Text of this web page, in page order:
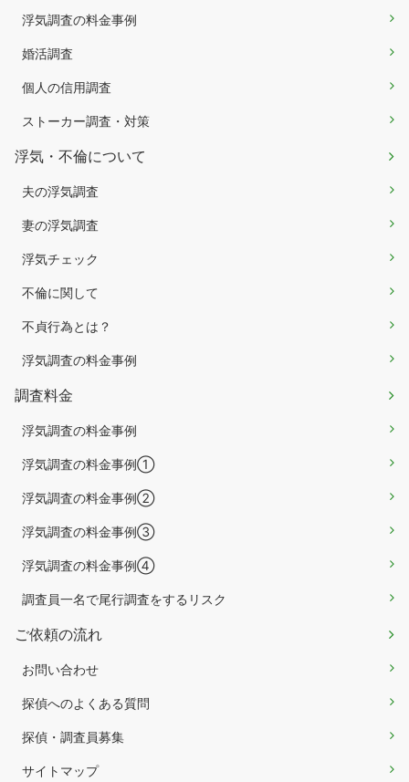
浮気調査の料金事例
婚活調査
個人の信用調査
ストーカー調査・対策
浮気・不倫について
夫の浮気調査
妻の浮気調査
浮気チェック
不倫に関して
不貞行為とは？
浮気調査の料金事例
調査料金
浮気調査の料金事例
浮気調査の料金事例①
浮気調査の料金事例②
浮気調査の料金事例③
浮気調査の料金事例④
調査員一名で尾行調査をするリスク
ご依頼の流れ
お問い合わせ
探偵へのよくある質問
探偵・調査員募集
サイトマップ